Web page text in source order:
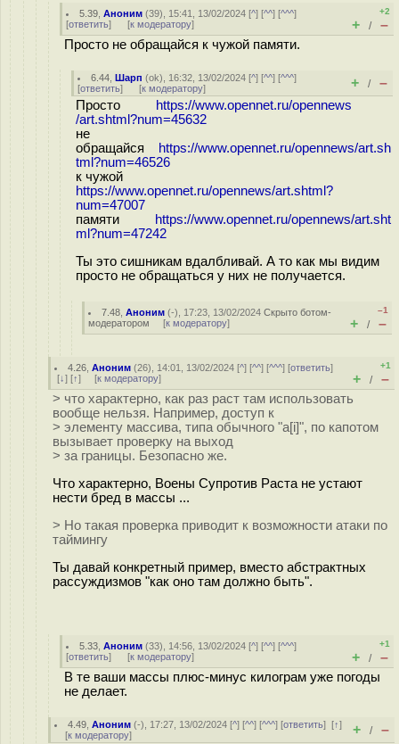
5.39 ,Аноним (39), 15:41, 13/02/2024 [^] [^^] [^^^]
[ответить] [к модератору]
+2
+ / –
Просто не обращайся к чужой памяти.
6.44 ,Шарп (ok), 16:32, 13/02/2024 [^] [^^] [^^^]
[ответить] [к модератору] + / –
Просто
https://www.opennet.ru/opennews
/art.shtml?num=45632
не
обращайся
https://www.opennet.ru/opennews/art.sh
tml?num=46526
к чужой
https://www.opennet.ru/opennews/art.shtml?
num=47007
памяти
https://www.opennet.ru/opennews/art.sht
ml?num=47242
Ты это сишникам вдалбливай. А то как мы видим
просто не обращаться у них не получается.
7.48 ,Аноним (-), 17:23, 13/02/2024Скрыто ботом-
модератором [к модератору]
–1
+ / –
4.26 ,Аноним (26), 14:01, 13/02/2024 [^] [^^] [^^^] [ответить]
[↓] [↑] [к модератору]
+1
+ / –
> что характерно, как раз раст там использовать
вообще нельзя. Например, доступ к
> элементу массива, типа обычного "a[i]", по капотом
вызывает проверку на выход
> за границы. Безопасно же.
Что характерно, Воены Супротив Раста не устают
нести бред в массы ...
> Но такая проверка приводит к возможности атаки по
таймингу
Ты давай конкретный пример, вместо абстрактных
рассуждизмов "как оно там должно быть".
5.33 ,Аноним (33), 14:56, 13/02/2024 [^] [^^] [^^^]
[ответить] [к модератору]
+1
+ / –
В те ваши массы плюс-минус килограм уже погоды
не делает.
4.49 ,Аноним (-), 17:27, 13/02/2024 [^] [^^] [^^^] [ответить][↑]
[к модератору] + / –